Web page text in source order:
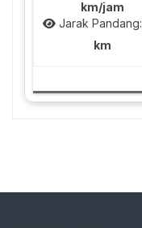
km/jam
Jarak Pandang:
km